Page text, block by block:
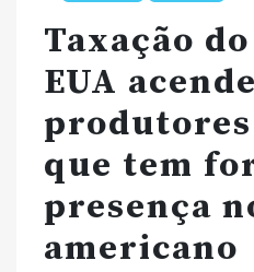
Taxação
EUA
que tem
presença
americano